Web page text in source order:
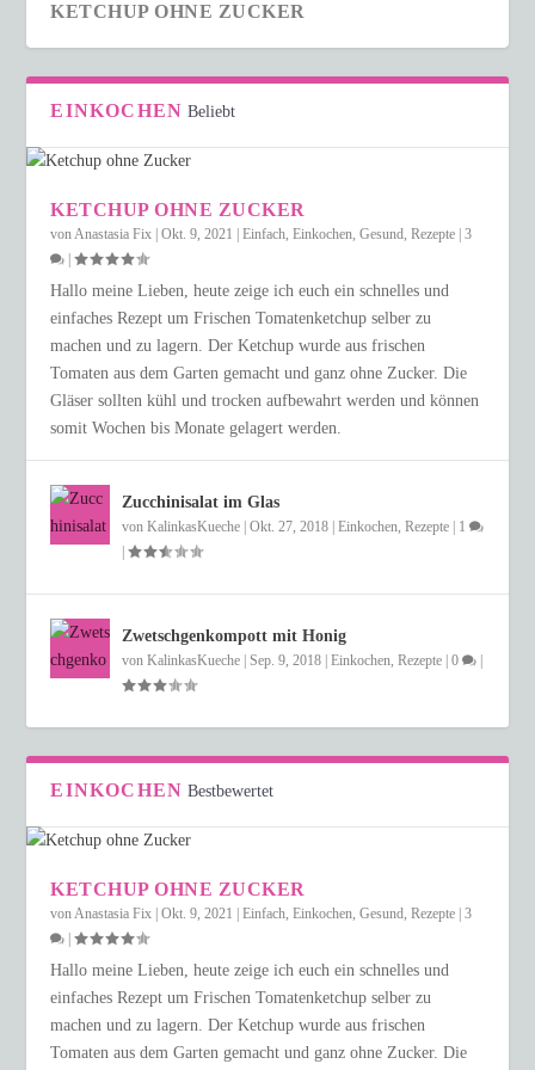
KETCHUP OHNE ZUCKER
EINKOCHEN Beliebt
KETCHUP OHNE ZUCKER
vonAnastasia Fix |Okt. 9, 2021 |Einfach,Einkochen,Gesund,Rezepte |3
|
Hallo meine Lieben, heute zeige ich euch ein schnelles und
einfaches Rezept um Frischen Tomatenketchup selber zu
machen und zu lagern. Der Ketchup wurde aus frischen
Tomaten aus dem Garten gemacht und ganz ohne Zucker. Die
Gläser sollten kühl und trocken aufbewahrt werden und können
somit Wochen bis Monate gelagert werden.
Zucchinisalat im Glas
vonKalinkasKueche |Okt. 27, 2018 |Einkochen,Rezepte
1
|
Zwetschgenkompott mit Honig
vonKalinkasKueche |Sep. 9, 2018 |Einkochen,Rezepte |0
EINKOCHEN Bestbewertet
KETCHUP OHNE ZUCKER
vonAnastasia Fix |Okt. 9, 2021 |Einfach,Einkochen,Gesund,Rezepte |3
|
Hallo meine Lieben, heute zeige ich euch ein schnelles und
einfaches Rezept um Frischen Tomatenketchup selber zu
machen und zu lagern. Der Ketchup wurde aus frischen
Tomaten aus dem Garten gemacht und ganz ohne Zucker. Die